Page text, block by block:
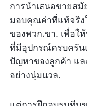
การนำเสนอขายส
มอบคุณค่าที่แท้จริง
ของพวกเขา. เพื่อ
ที่มีอุปกรณ์ครบครัน
ปัญหาของลูกค้า แล
อย่างนุ่มนวล.